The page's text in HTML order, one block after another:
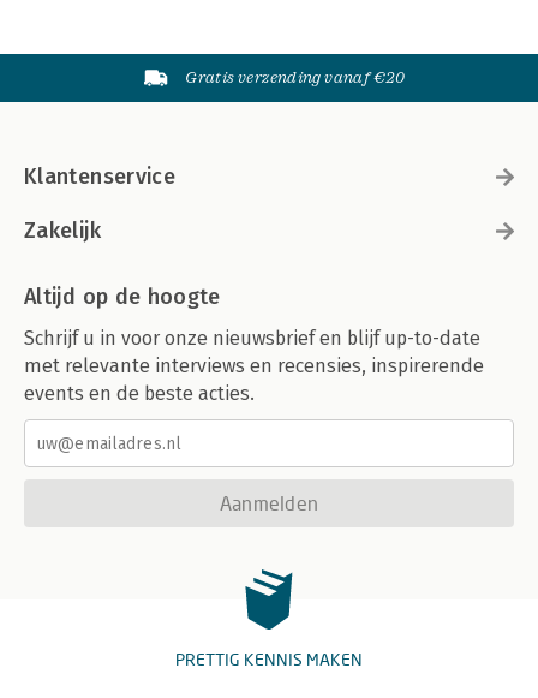
Gratis verzending vanaf €20
Klantenservice
Zakelijk
Altijd op de hoogte
Schrijf u in voor onze nieuwsbrief en blijf up-to-date
met relevante interviews en recensies, inspirerende
events en de beste acties.
Aanmelden
PRETTIG KENNIS MAKEN